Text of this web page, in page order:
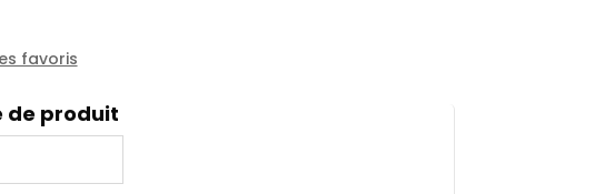
favoris
de produit